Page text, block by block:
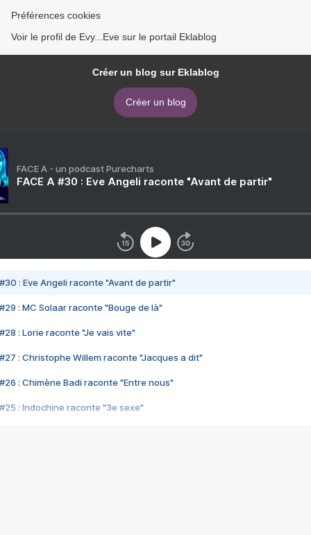
Préférences cookies
Voir le profil de Evy...Eve sur le portail Eklablog
Créer un blog sur Eklablog
Créer un blog
FACE A - un podcast Purecharts
FACE A #30 : Eve Angeli raconte "Avant de partir"
#30 : Eve Angeli raconte "Avant de partir"
#29 : MC Solaar raconte "Bouge de là"
#28 : Lorie raconte "Je vais vite"
#27 : Christophe Willem raconte "Jacques a dit"
#26 : Chimène Badi raconte "Entre nous"
#25 : Indochine raconte "3e sexe"